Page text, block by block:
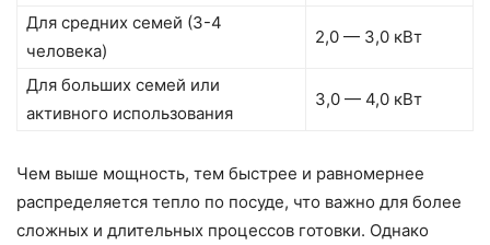
Для средних семей (3-4
человека)
2,0 — 3,0 кВт
Для больших семей или
активного использования
3,0 — 4,0 кВт
Чем выше мощность, тем быстрее и равномернее
распределяется тепло по посуде, что важно для более
сложных и длительных процессов готовки. Однако